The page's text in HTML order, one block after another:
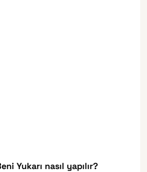
Yukarı nasıl yapılır?